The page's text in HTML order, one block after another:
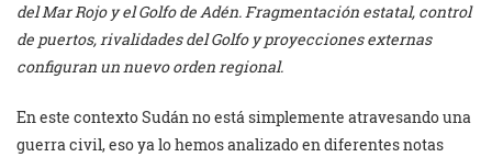
del Mar Rojo y el Golfo de Adén. Fragmentación estatal, control
de puertos, rivalidades del Golfo y proyecciones externas
configuran un nuevo orden regional.
En este contexto Sudán no está simplemente atravesando una
guerra civil, eso ya lo hemos analizado en diferentes notas